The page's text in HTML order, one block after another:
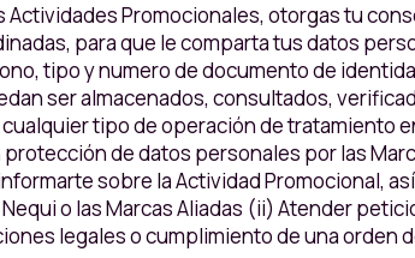
Actividades Promocionales, otorgas tu
para que le comparta tus datos
tipo y numero de documento de
ser almacenados, consultados,
tipo de operación de tratamiento
de datos personales por las
sobre la Actividad Promocional,
o las Marcas Aliadas (ii) Atender
legales o cumplimiento de una orden